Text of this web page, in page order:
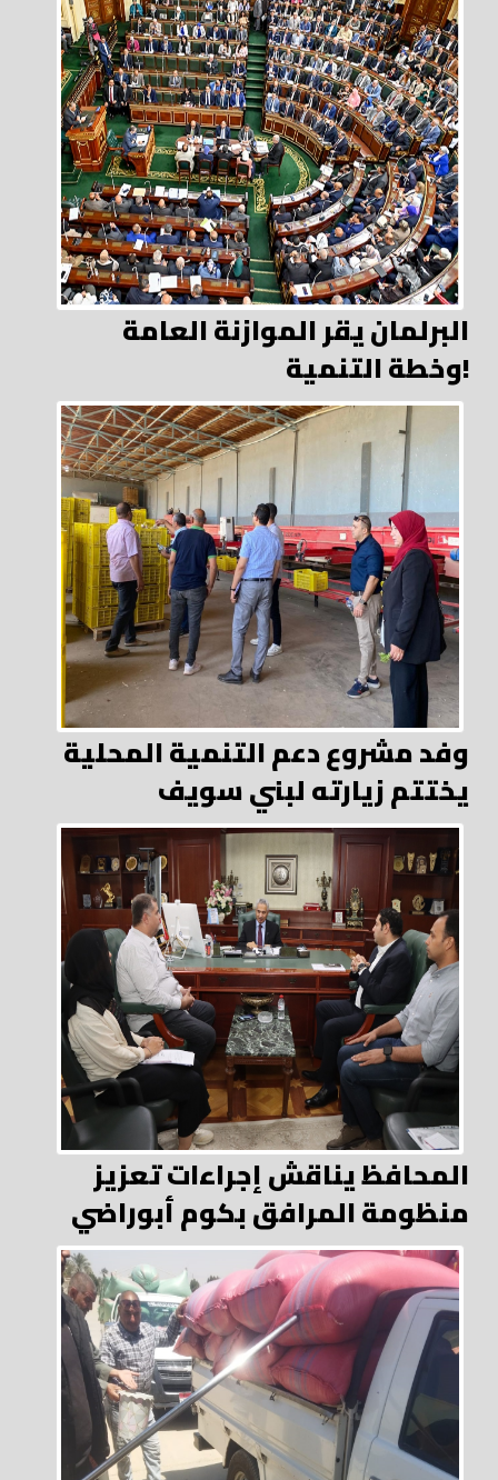
البرلمان يقر الموازنة العامة
وخطة التنمية!
وفد مشروع دعم التنمية المحلية
يختتم زيارته لبني سويف
المحافظ يناقش إجراءات تعزيز
منظومة المرافق بكوم أبوراضي